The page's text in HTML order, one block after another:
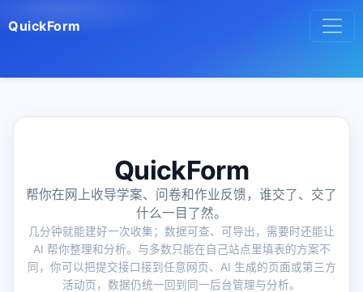
QuickForm
QuickForm
帮你在网上收导学案、问卷和作业反馈，谁交了、交了
什么一目了然。
几分钟就能建好一次收集；数据可查、可导出，需要时还能让
AI 帮你整理和分析。与多数只能在自己站点里填表的方案不
同，你可以把提交接口接到任意网页、AI 生成的页面或第三方
活动页，数据仍统一回到同一后台管理与分析。